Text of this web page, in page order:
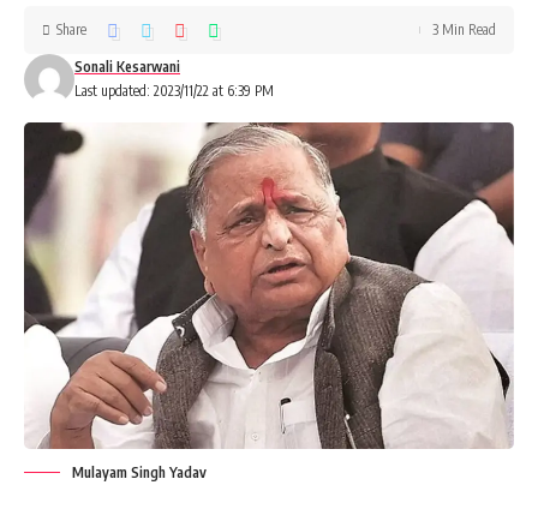
Last updated: 2023/11/22 at 6:39 PM
Sonali Kesarwani
Share 3 Min Read
Mulayam Singh Yadav